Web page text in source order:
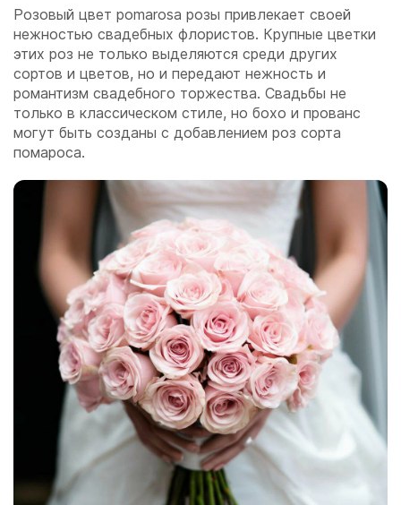
Розовый цвет pomarosa розы привлекает своей
нежностью свадебных флористов. Крупные цветки
этих роз не только выделяются среди других
сортов и цветов, но и передают нежность и
романтизм свадебного торжества. Свадьбы не
только в классическом стиле, но бохо и прованс
могут быть созданы с добавлением роз сорта
помароса.